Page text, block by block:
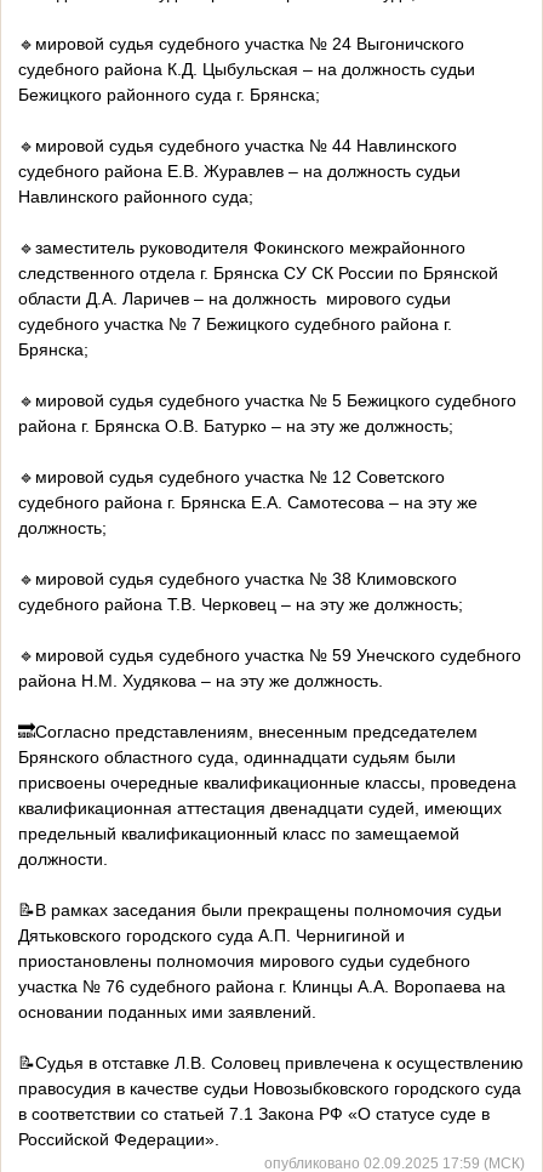
🔹мировой судья судебного участка № 24 Выгоничского
судебного района К.Д. Цыбульская – на должность судьи
Бежицкого районного суда г. Брянска;
🔹мировой судья судебного участка № 44 Навлинского
судебного района Е.В. Журавлев – на должность судьи
Навлинского районного суда;
🔹заместитель руководителя Фокинского межрайонного
следственного отдела г. Брянска СУ СК России по Брянской
области Д.А. Ларичев – на должность мирового судьи
судебного участка № 7 Бежицкого судебного района г.
Брянска;
🔹мировой судья судебного участка № 5 Бежицкого судебного
района г. Брянска О.В. Батурко – на эту же должность;
🔹мировой судья судебного участка № 12 Советского
судебного района г. Брянска Е.А. Самотесова – на эту же
должность;
🔹мировой судья судебного участка № 38 Климовского
судебного района Т.В. Черковец – на эту же должность;
🔹мировой судья судебного участка № 59 Унечского судебного
района Н.М. Худякова – на эту же должность.
🔜Согласно представлениям, внесенным председателем
Брянского областного суда, одиннадцати судьям были
присвоены очередные квалификационные классы, проведена
квалификационная аттестация двенадцати судей, имеющих
предельный квалификационный класс по замещаемой
должности.
📝В рамках заседания были прекращены полномочия судьи
Дятьковского городского суда А.П. Чернигиной и
приостановлены полномочия мирового судьи судебного
участка № 76 судебного района г. Клинцы А.А. Воропаева на
основании поданных ими заявлений.
📝Судья в отставке Л.В. Соловец привлечена к осуществлению
правосудия в качестве судьи Новозыбковского городского суда
в соответствии со статьей 7.1 Закона РФ «О статусе суде в
Российской Федерации».
опубликовано 02.09.2025 17:59 (МСК)